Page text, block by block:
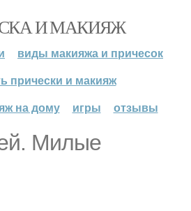
И МАКИЯЖ
виды макияжа и причесок
прически и макияж
на дому
игры отзывы
Милые